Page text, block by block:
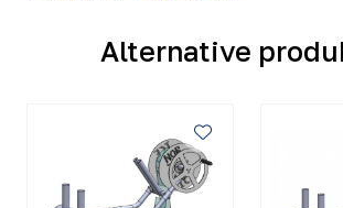
Alternative